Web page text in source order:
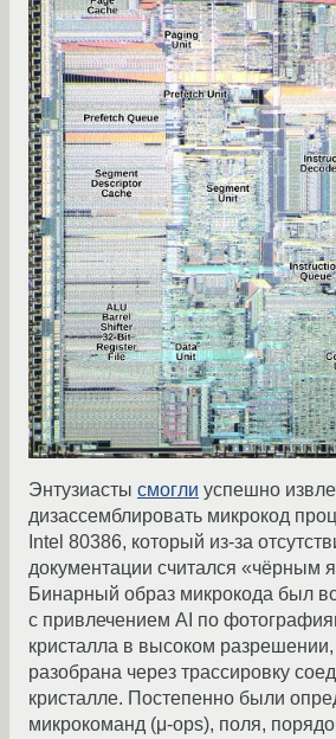
Энтузиасты смогли успешно
дизассемблировать микрокод
Intel 80386, который из-за
документации считался «чёрным
Бинарный образ микрокода был
с привлечением AI по
кристалла в высоком
разобрана через трассировку
кристалле. Постепенно были
микрокоманд (μ-ops), поля,